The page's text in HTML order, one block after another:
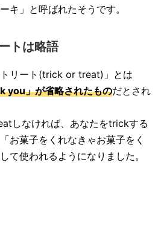
キ」と呼ばれたそうです。
トは略語
リート(trick or treat)」とは
」が省略されたものだとされ
しなければ、あなたをtrickする
お菓子をくれなきゃお菓子をく
て使われるようになりました。